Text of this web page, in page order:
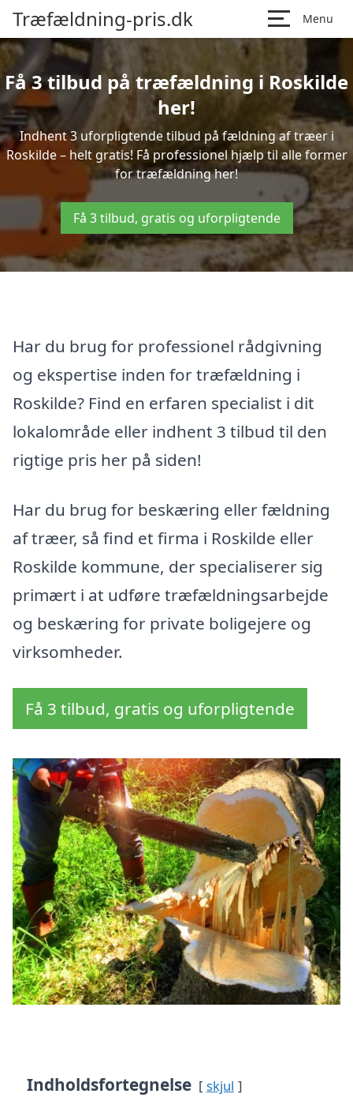
Træfældning-pris.dk Menu
Få 3 tilbud på træfældning i Roskilde
her!
Indhent 3 uforpligtende tilbud på fældning af træer i
Roskilde – helt gratis! Få professionel hjælp til alle former
for træfældning her!
Få 3 tilbud, gratis og uforpligtende
Har du brug for professionel rådgivning
og ekspertise inden for træfældning i
Roskilde? Find en erfaren specialist i dit
lokalområde eller indhent 3 tilbud til den
rigtige pris her på siden!
Har du brug for beskæring eller fældning
af træer, så find et firma i Roskilde eller
Roskilde kommune, der specialiserer sig
primært i at udføre træfældningsarbejde
og beskæring for private boligejere og
virksomheder.
Få 3 tilbud, gratis og uforpligtende
Indholdsfortegnelse skjul